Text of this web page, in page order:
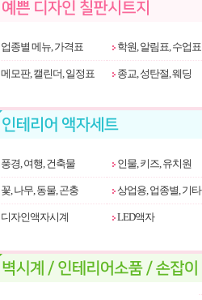
업종별 메뉴, 가격표 학원, 알림표, 수업표
메모판, 캘린더, 일정표 종교, 성탄절, 웨딩
풍경, 여행, 건축물 인물, 키즈, 유치원
꽃, 나무, 동물, 곤충 상업용, 업종별, 기타
디자인액자시계 LED액자